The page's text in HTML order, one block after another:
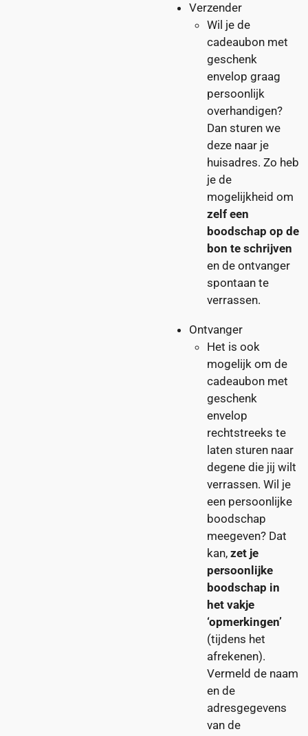
Verzender
Wil je de
cadeaubon met
geschenk
envelop graag
persoonlijk
overhandigen?
Dan sturen we
deze naar je
huisadres. Zo heb
je de
mogelijkheid om
zelf een
boodschap op de
bon te schrijven
en de ontvanger
spontaan te
verrassen.
Ontvanger
Het is ook
mogelijk om de
cadeaubon met
geschenk
envelop
rechtstreeks te
laten sturen naar
degene die jij wilt
verrassen. Wil je
een persoonlijke
boodschap
meegeven? Dat
kan, zet je
persoonlijke
boodschap in
het vakje
‘opmerkingen’
(tijdens het
afrekenen).
Vermeld de naam
en de
adresgegevens
van de